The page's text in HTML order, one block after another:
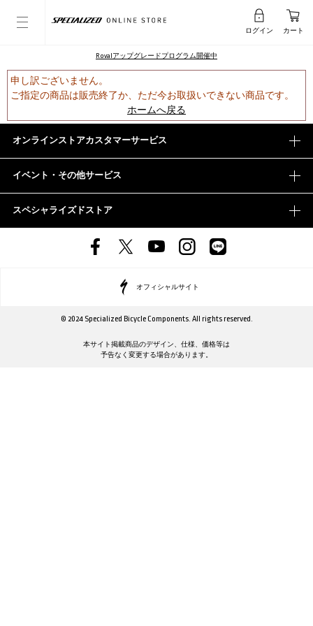
ログイン カート
Rovalアップグレードプログラム開催中
申し訳ございません。
ご指定の商品は販売終了か、ただ今お取扱いできない商品です。
ホームへ戻る
オンラインストアカスタマーサービス
イベント・その他サービス
スペシャライズドストア
オフィシャルサイト
© 2024 Specialized Bicycle Components. All rights reserved.
本サイト掲載商品のデザイン、仕様、価格等は
予告なく変更する場合があります。